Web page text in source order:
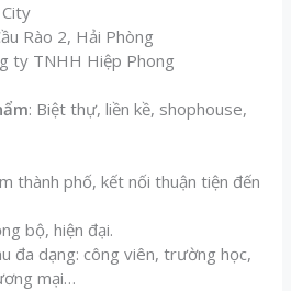
Rào 2, Hải Phòng
ty TNHH Hiệp Phong
: Biệt thự, liền kề, shophouse,
thành phố, kết nối thuận tiện đến
bộ, hiện đại.
đa dạng: công viên, trường học,
mại…